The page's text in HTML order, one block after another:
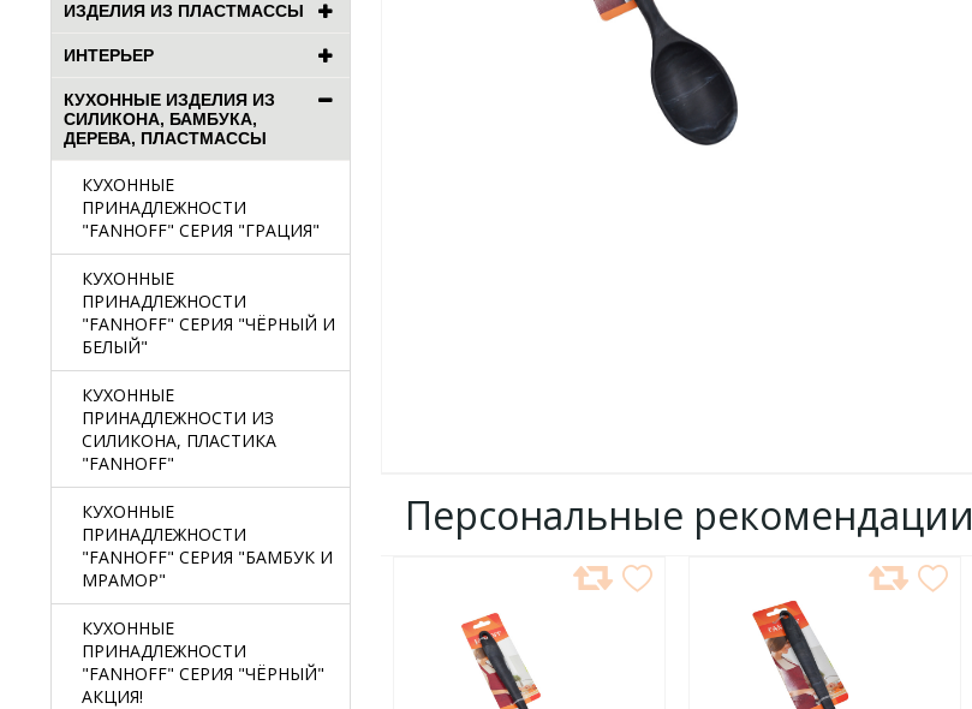
ИЗДЕЛИЯ ИЗ ПЛАСТМАССЫ
ИНТЕРЬЕР
КУХОННЫЕ ИЗДЕЛИЯ ИЗ
СИЛИКОНА, БАМБУКА,
ДЕРЕВА, ПЛАСТМАССЫ
КУХОННЫЕ
ПРИНАДЛЕЖНОСТИ
"FANHOFF" СЕРИЯ "ГРАЦИЯ"
КУХОННЫЕ
ПРИНАДЛЕЖНОСТИ
"FANHOFF" СЕРИЯ "ЧЁРНЫЙ И
БЕЛЫЙ"
КУХОННЫЕ
ПРИНАДЛЕЖНОСТИ ИЗ
СИЛИКОНА, ПЛАСТИКА
"FANHOFF"
КУХОННЫЕ
ПРИНАДЛЕЖНОСТИ
"FANHOFF" СЕРИЯ "БАМБУК И
МРАМОР"
КУХОННЫЕ
ПРИНАДЛЕЖНОСТИ
"FANHOFF" СЕРИЯ "ЧЁРНЫЙ"
АКЦИЯ!
Персональные рекомендации
ИЗБРАННОЕ
ИЗБРАННОЕ